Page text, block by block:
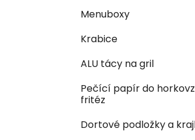
Menuboxy
Krabice
ALU tácy na gril
Pečící papír do
fritéz
Dortové podložky a